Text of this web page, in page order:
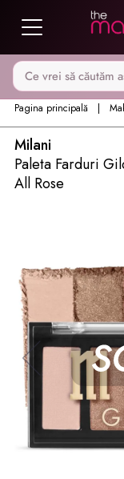
Caută pe
Pagina principală
Milani
Paleta Farduri
All Rose